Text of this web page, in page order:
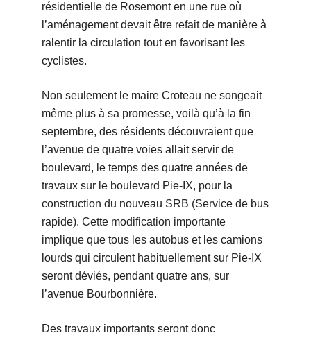
résidentielle de Rosemont en une rue où
l’aménagement devait être refait de manière à
ralentir la circulation tout en favorisant les
cyclistes.
Non seulement le maire Croteau ne songeait
même plus à sa promesse, voilà qu’à la fin
septembre, des résidents découvraient que
l’avenue de quatre voies allait servir de
boulevard, le temps des quatre années de
travaux sur le boulevard Pie-IX, pour la
construction du nouveau SRB (Service de bus
rapide). Cette modification importante
implique que tous les autobus et les camions
lourds qui circulent habituellement sur Pie-IX
seront déviés, pendant quatre ans, sur
l’avenue Bourbonnière.
Des travaux importants seront donc